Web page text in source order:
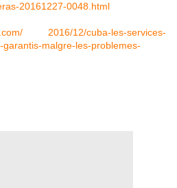
20161227-0048.html
2016/12/cuba-les-services-
malgre-les-problemes-